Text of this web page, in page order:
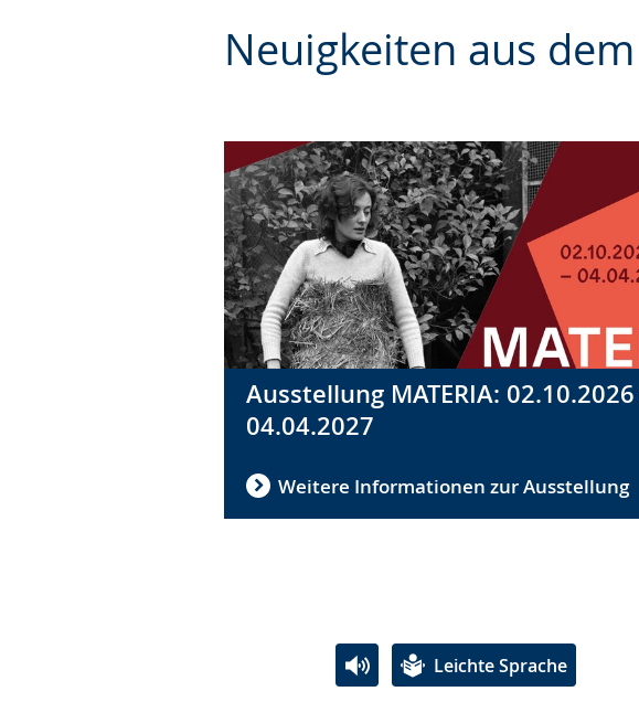
Neuigkeiten aus
Ausstellung MATERIA:
04.04.2027
Weitere Informationen zur Ausstellung
Leichte Sprache